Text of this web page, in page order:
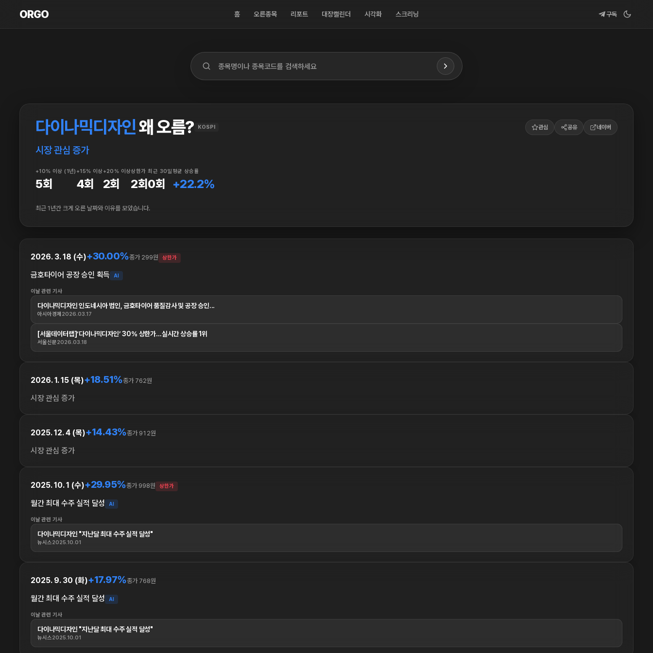
ORGO
ORGO 홈 오른종목 리포트 대장캘린더 시각화 스크리닝 구독
다이나믹디자인왜 오름? KOSPI
시장 관심 증가
관심 공유 네이버
+10% 이상 (1년)
5회
+15% 이상
4회
+20% 이상
2회
상한가
2회
최근 30일
0회
평균 상승률
+22.2%
최근 1년간 크게 오른 날짜와 이유를 모았습니다.
2026. 3. 18 (수)+30.00%종가 299원 상한가
금호타이어 공장 승인 획득 AI
이날 관련 기사
다이나믹디자인 인도네시아 법인, 금호타이어 품질감사 및 공장 승인...
아시아경제 2026.03.17
[서울데이터랩]‘다이나믹디자인’ 30% 상한가…실시간 상승률 1위
서울신문2026.03.18
2026. 1. 15 (목)+18.51%종가 762원
시장 관심 증가
2025. 12. 4 (목)+14.43%종가 912원
시장 관심 증가
2025. 10. 1 (수)+29.95%종가 998원 상한가
월간 최대 수주 실적 달성 AI
이날 관련 기사
다이나믹디자인 "지난달 최대 수주 실적 달성"
뉴시스2025.10.01
2025. 9. 30 (화)+17.97%종가 768원
월간 최대 수주 실적 달성 AI
이날 관련 기사
다이나믹디자인 "지난달 최대 수주 실적 달성"
뉴시스2025.10.01